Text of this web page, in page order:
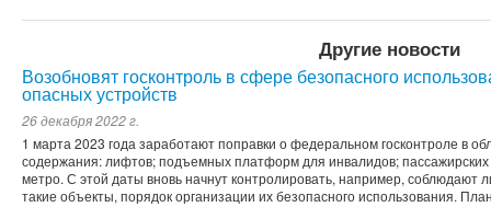
Другие новости
Возобновят госконтроль в сфере безопасного
опасных устройств
26 декабря 2022 г.
1 марта 2023 года заработают поправки о федеральном госконтроле в
содержания: лифтов; подъемных платформ для инвалидов; пассажирских
метро. С этой даты вновь начнут контролировать, например, соблюдают
такие объекты, порядок организации их безопасного использования.